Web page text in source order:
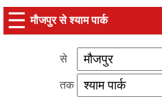
☰ मौजपुर से श्याम पार्क
से
तक